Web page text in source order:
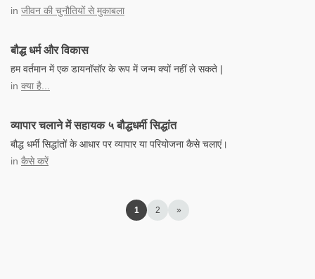
in जीवन की चुनौतियों से मुकाबला
बौद्ध धर्म और विकास
हम वर्तमान में एक डायनॉसॉर के रूप में जन्म क्यों नहीं ले सकते |
in क्या है...
व्यापार चलाने में सहायक ५ बौद्धधर्मी सिद्धांत
बौद्ध धर्मी सिद्धांतों के आधार पर व्यापार या परियोजना कैसे चलाएं।
in कैसे करें
1 2 »